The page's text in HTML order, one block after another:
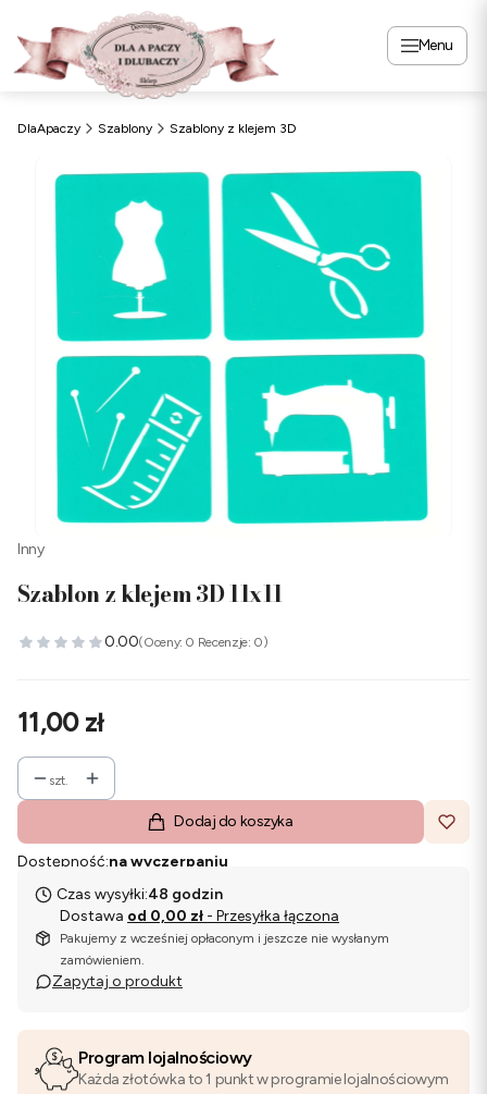
Menu
DlaApaczy Szablony Szablony z klejem 3D
Inny
Szablon z klejem 3D 11x11
0.00(Oceny: 0 Recenzje: 0)
Cena
11,00 zł
szt.
Dodaj do koszyka
Dostępność:na wyczerpaniu
Czas wysyłki:48 godzin
Dostawa od 0,00 zł - Przesyłka łączona
Pakujemy z wcześniej opłaconym i jeszcze nie wysłanym
zamówieniem.
Zapytaj o produkt
Program lojalnościowy
Każda złotówka to 1 punkt w programie lojalnościowym